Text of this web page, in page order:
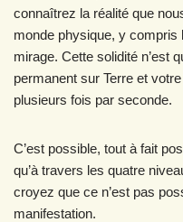
connaîtrez la réalité que
monde physique, y compris
mirage. Cette solidité n’est
permanent sur Terre et
plusieurs fois par seconde.
C’est possible, tout à fait
qu’à travers les quatre
croyez que ce n’est pas
manifestation.